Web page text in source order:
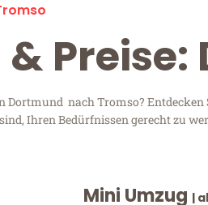
Dortmund nach Tromso?
Ihren Bedürfnissen gerecht zu
Mini Umzug |